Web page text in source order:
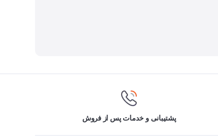
پشتیبانی و خدمات پس از فروش